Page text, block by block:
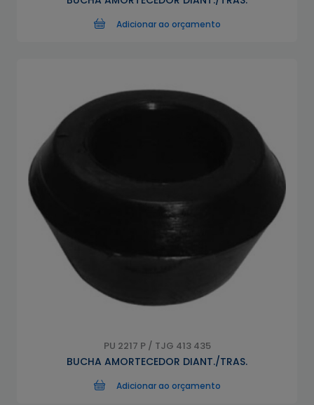
Adicionar ao orçamento
PU 2217 P / TJG 413 435
BUCHA AMORTECEDOR DIANT./TRAS.
Adicionar ao orçamento